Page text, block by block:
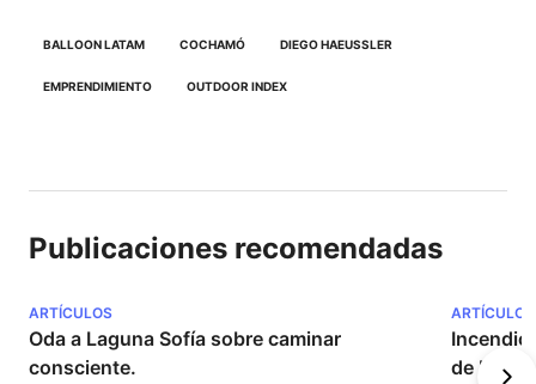
BALLOON LATAM COCHAMÓ DIEGO HAEUSSLER
EMPRENDIMIENTO OUTDOOR INDEX
Publicaciones recomendadas
ARTÍCULOS
Oda a Laguna Sofía sobre caminar
consciente.
ARTÍCULOS
de borrar